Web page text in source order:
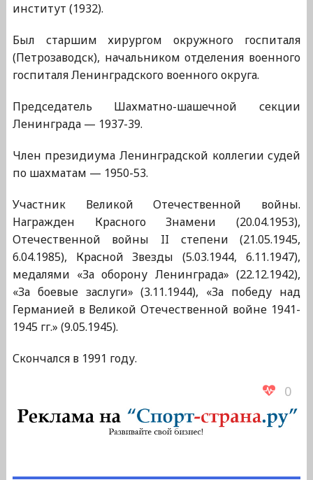
институт (1932).
Был старшим хирургом окружного госпиталя
(Петрозаводск), начальником отделения военного
госпиталя Ленинградского военного округа.
Председатель Шахматно-шашечной секции
Ленинграда — 1937-39.
Член президиума Ленинградской коллегии судей
по шахматам — 1950-53.
Участник Великой Отечественной войны.
Награжден Красного Знамени (20.04.1953),
Отечественной войны II степени (21.05.1945,
6.04.1985), Красной Звезды (5.03.1944, 6.11.1947),
медалями «За оборону Ленинграда» (22.12.1942),
«За боевые заслуги» (3.11.1944), «За победу над
Германией в Великой Отечественной войне 1941-
1945 гг.» (9.05.1945).
Скончался в 1991 году.
0